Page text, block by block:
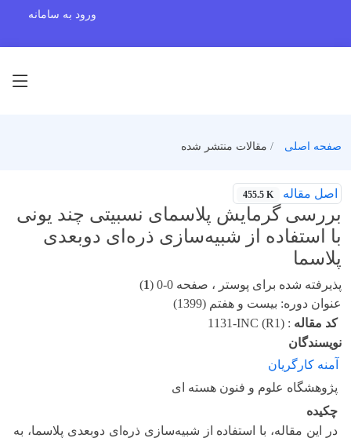
ورود به سامانه
صفحه اصلی مقالات منتشر شده
اصل مقاله 455.5 K
بررسی گرمایش پلاسمای نسبیتی چند یونی
با استفاده از شبیه‌سازی ذره‌ای دوبعدی
پلاسما
پذیرفته شده برای پوستر ، صفحه 0-0 ( 1
)
عنوان دوره: بیست و هفتم (1399)
کد مقاله :
1131-INC (R1)
نویسندگان
آمنه کارگریان
پژوهشگاه علوم و فنون هسته ای
چکیده
در این مقاله، با استفاده از شبیه‌سازی ذره‌ای دوبعدی پلاسما، به